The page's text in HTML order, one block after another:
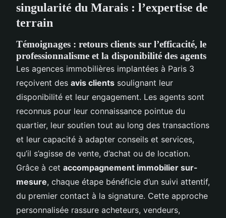
singularité du Marais : l’expertise de
terrain
Témoignages : retours clients sur l’efficacité, le
professionnalisme et la disponibilité des agents
Les agences immobilières implantées à Paris 3
reçoivent des avis clients soulignant leur
disponibilité et leur engagement. Les agents sont
reconnus pour leur connaissance pointue du
quartier, leur soutien tout au long des transactions
et leur capacité à adapter conseils et services,
qu’il s’agisse de vente, d’achat ou de location.
Grâce à cet accompagnement immobilier sur-
mesure, chaque étape bénéficie d’un suivi attentif,
du premier contact à la signature. Cette approche
personnalisée rassure acheteurs, vendeurs,